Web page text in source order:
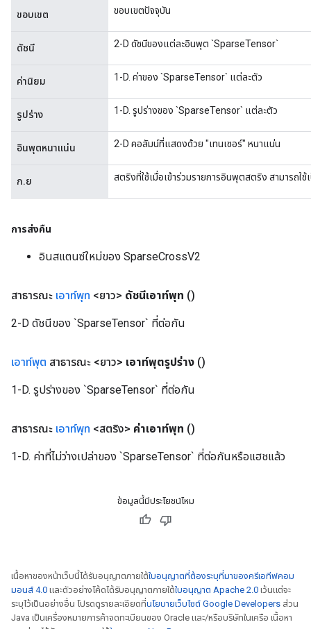
ขอบเขต ขอบเขตปัจจุบัน
ดัชนี 2-D ดัชนีของแต่ละอินพุต `SparseTensor`
ค่านิยม 1-D. ค่าของ `SparseTensor` แต่ละตัว
รูปร่าง 1-D. รูปร่างของ `SparseTensor` แต่ละตัว
อินพุตหนาแน่น 2-D คอลัมน์ที่แสดงด้วย "เทนเซอร์" หนาแน่น
ก.ย สตริงที่ใช้เมื่อเข้าร่วมรายการอินพุตสตริง สามารถใ
การส่งคืน
อินสแตนซ์ใหม่ของ SparseCrossV2
สาธารณะ เอาท์พุท <ยาว> ดัชนีเอาท์พุท ()
2-D ดัชนีของ `SparseTensor` ที่ต่อกัน
เอาท์พุต สาธารณะ <ยาว> เอาท์พุตรูปร่าง ()
1-D. รูปร่างของ `SparseTensor` ที่ต่อกัน
สาธารณะ เอาท์พุท <สตริง> ค่าเอาท์พุท ()
1-D. ค่าที่ไม่ว่างเปล่าของ `SparseTensor` ที่ต่อกันหรือแฮชแล้ว
ข้อมูลนี้มีประโยชน์ไหม
เนื้อหาของหน้าเว็บนี้ได้รับอนุญาตภายใต้ใบอนุญาตที่ต้องระบุที่มาของครีเอทีฟคอม
มอนส์ 4.0 และตัวอย่างโค้ดได้รับอนุญาตภายใต้ใบอนุญาต Apache 2.0 เว้นแต่จะ
ระบุไว้เป็นอย่างอื่น โปรดดูรายละเอียดที่นโยบายเว็บไซต์ Google Developers ส่วน
Java เป็นเครื่องหมายการค้าจดทะเบียนของ Oracle และ/หรือบริษัทในเครือ เนื้อหา